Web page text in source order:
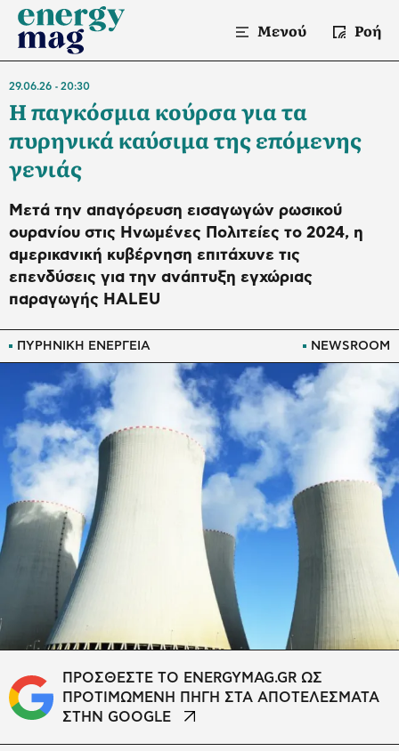
Μενού Ροή
ΠΥΡΗΝΙΚΗ ΕΝΕΡΓΕΙΑ NEWSROOM
29.06.26 20:30
Η παγκόσμια κούρσα για τα
πυρηνικά καύσιμα της επόμενης
γενιάς
Μετά την απαγόρευση εισαγωγών ρωσικού
ουρανίου στις Ηνωμένες Πολιτείες το 2024, η
αμερικανική κυβέρνηση επιτάχυνε τις
επενδύσεις για την ανάπτυξη εγχώριας
παραγωγής HALEU
ΠΡΟΣΘΕΣΤΕ ΤΟ ENERGYMAG.GR ΩΣ
ΠΡΟΤΙΜΩΜΕΝΗ ΠΗΓΗ ΣΤΑ ΑΠΟΤΕΛΕΣΜΑΤΑ
ΣΤΗΝ GOOGLE